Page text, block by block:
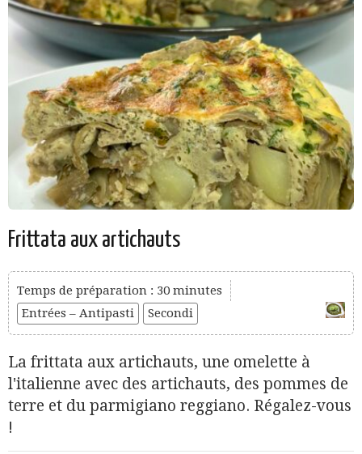
Frittata aux artichauts
Temps de préparation : 30 minutes
Entrées – Antipasti
Secondi
La frittata aux artichauts, une omelette à
l'italienne avec des artichauts, des pommes de
terre et du parmigiano reggiano. Régalez-vous
!